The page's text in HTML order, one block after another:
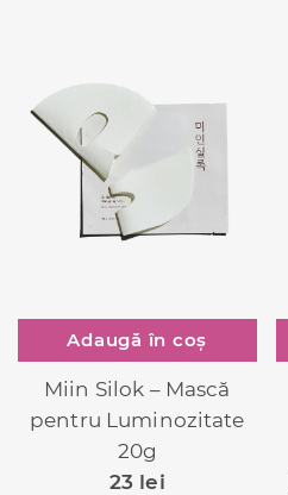
Adaugă în coș
Miin Silok – Mască
pentru Luminozitate
20g
23 lei